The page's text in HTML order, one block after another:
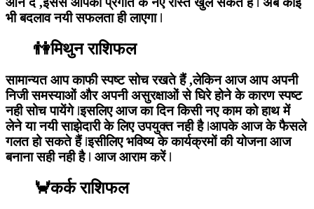
भी बदलाव नयी सफलता ही लाएगा ǀ
👫मिथुन राशिफल
सामान्यत आप काफी स्पष्ट सोच रखते हैं ,लेकिन आज आप अपनी
निजी समस्याओं और अपनी असुरक्षाओं से घिरे होने के कारण स्पष्ट
नही सोच पायेंगे ǀइसलिए आज का दिन किसी नए काम को हाथ में
लेने या नयी साझेदारी के लिए उपयुक्त नही है ǀआपके आज के फैसले
गलत हो सकते हैं ǀइसीलिए भविष्य के कार्यक्रमों की योजना आज
बनाना सही नही है ǀ आज आराम करें ǀ
🦀कर्क राशिफल